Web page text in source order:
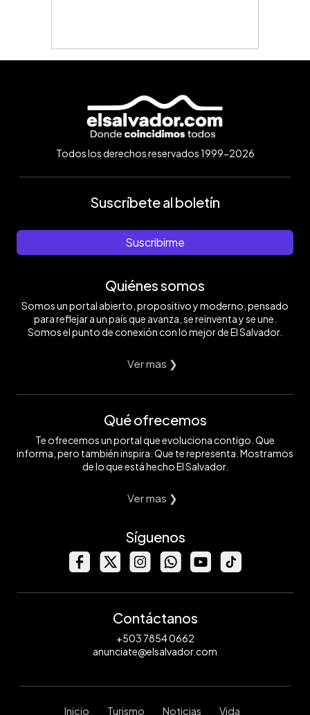
Todos los derechos reservados 1999-2026
Suscríbete al boletín
Suscribirme
Quiénes somos
Somos un portal abierto, propositivo y moderno, pensado
para reflejar a un país que avanza, se reinventa y se une.
Somos el punto de conexión con lo mejor de El Salvador.
Ver mas ❯
Qué ofrecemos
Te ofrecemos un portal que evoluciona contigo. Que
informa, pero también inspira. Que te representa. Mostramos
de lo que está hecho El Salvador.
Ver mas ❯
Síguenos
Contáctanos
+503 7854 0662
anunciate@elsalvador.com
Inicio Turismo Noticias Vida